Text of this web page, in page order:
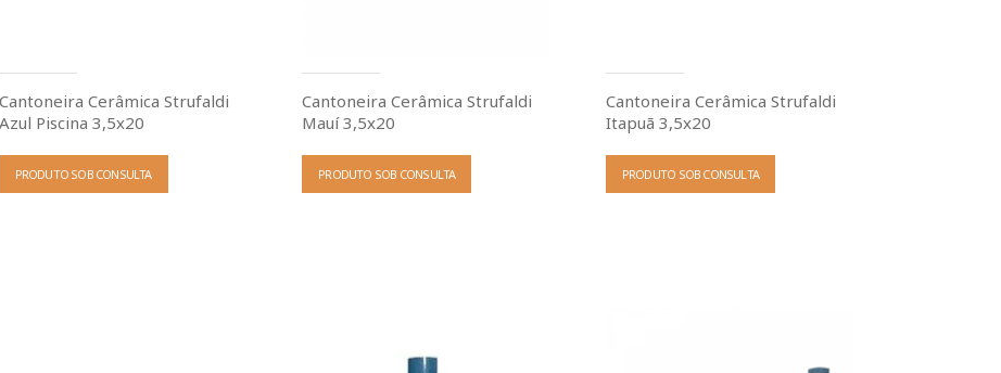
Cantoneira Cerâmica Strufaldi
Azul Piscina 3,5x20
PRODUTO SOB CONSULTA
Cantoneira Cerâmica Strufaldi
Mauí 3,5x20
PRODUTO SOB CONSULTA
Cantoneira Cerâmica Strufaldi
Itapuã 3,5x20
PRODUTO SOB CONSULTA